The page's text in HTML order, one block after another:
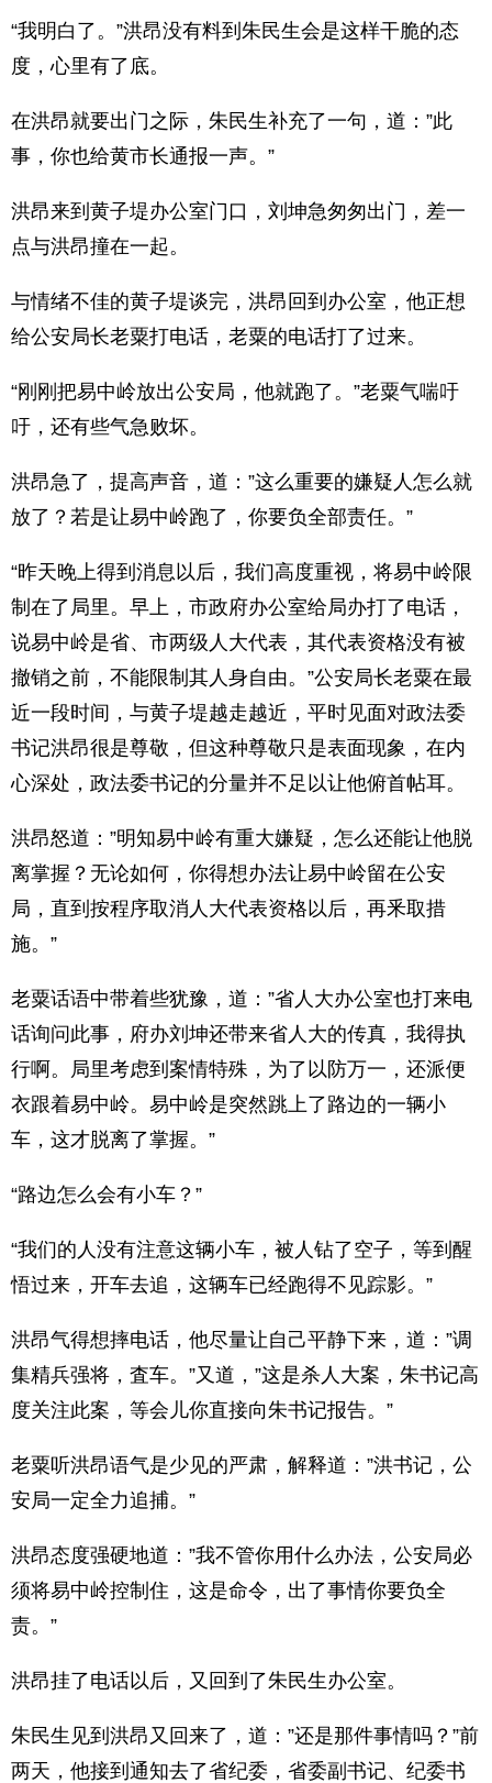
“我明白了。”洪昂没有料到朱民生会是这样干脆的态
度，心里有了底。
在洪昂就要出门之际，朱民生补充了一句，道：”此
事，你也给黄市长通报一声。”
洪昂来到黄子堤办公室门口，刘坤急匆匆出门，差一
点与洪昂撞在一起。
与情绪不佳的黄子堤谈完，洪昂回到办公室，他正想
给公安局长老粟打电话，老粟的电话打了过来。
“刚刚把易中岭放出公安局，他就跑了。”老粟气喘吁
吁，还有些气急败坏。
洪昂急了，提高声音，道：”这么重要的嫌疑人怎么就
放了？若是让易中岭跑了，你要负全部责任。”
“昨天晚上得到消息以后，我们高度重视，将易中岭限
制在了局里。早上，市政府办公室给局办打了电话，
说易中岭是省、市两级人大代表，其代表资格没有被
撤销之前，不能限制其人身自由。”公安局长老粟在最
近一段时间，与黄子堤越走越近，平时见面对政法委
书记洪昂很是尊敬，但这种尊敬只是表面现象，在内
心深处，政法委书记的分量并不足以让他俯首帖耳。
洪昂怒道：”明知易中岭有重大嫌疑，怎么还能让他脱
离掌握？无论如何，你得想办法让易中岭留在公安
局，直到按程序取消人大代表资格以后，再釆取措
施。”
老粟话语中带着些犹豫，道：”省人大办公室也打来电
话询问此事，府办刘坤还带来省人大的传真，我得执
行啊。局里考虑到案情特殊，为了以防万一，还派便
衣跟着易中岭。易中岭是突然跳上了路边的一辆小
车，这才脱离了掌握。”
“路边怎么会有小车？”
“我们的人没有注意这辆小车，被人钻了空子，等到醒
悟过来，开车去追，这辆车已经跑得不见踪影。”
洪昂气得想摔电话，他尽量让自己平静下来，道：”调
集精兵强将，査车。”又道，”这是杀人大案，朱书记高
度关注此案，等会儿你直接向朱书记报告。”
老粟听洪昂语气是少见的严肃，解释道：”洪书记，公
安局一定全力追捕。”
洪昂态度强硬地道：”我不管你用什么办法，公安局必
须将易中岭控制住，这是命令，出了事情你要负全
责。”
洪昂挂了电话以后，又回到了朱民生办公室。
朱民生见到洪昂又回来了，道：”还是那件事情吗？”前
两天，他接到通知去了省纪委，省委副书记、纪委书